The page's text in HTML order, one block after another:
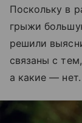
Поскольку в
грыжи
решили
связаны с
а какие — нет.